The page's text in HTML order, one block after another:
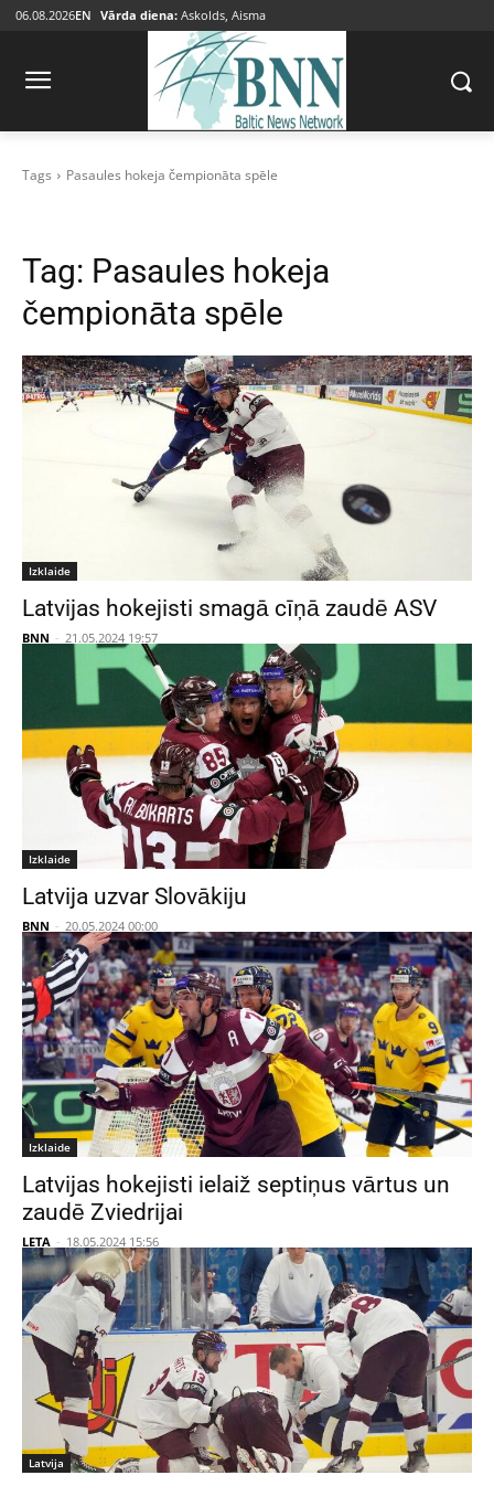
06.08.2026EN Vārda diena: Askolds, Aisma
Tags Pasaules hokeja čempionāta spēle
Tag: Pasaules hokeja
čempionāta spēle
Izklaide
Latvijas hokejisti smagā cīņā zaudē ASV
BNN - 21.05.2024 19:57
Izklaide
Latvija uzvar Slovākiju
BNN - 20.05.2024 00:00
Izklaide
Latvijas hokejisti ielaiž septiņus vārtus un
zaudē Zviedrijai
LETA - 18.05.2024 15:56
Latvija